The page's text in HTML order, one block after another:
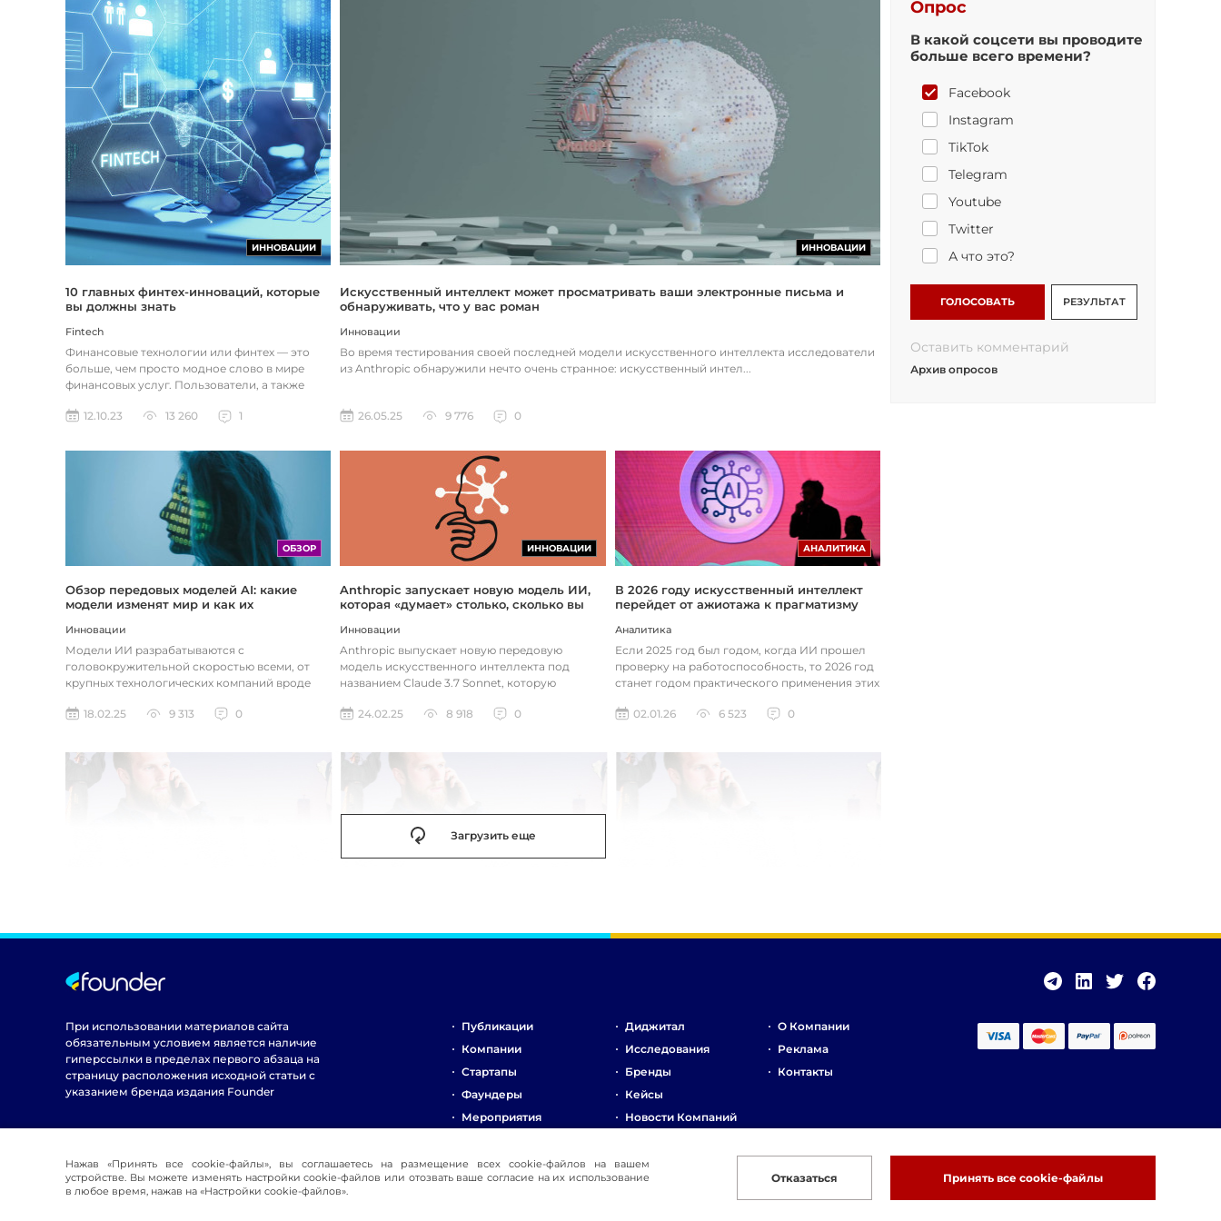
ИННОВАЦИИ
10 главных финтех-инноваций, которые
вы должны знать
Fintech
Финансовые технологии или финтех — это
больше, чем просто модное слово в мире
финансовых услуг. Пользователи, а также
12.10.23
13 260 1
ИННОВАЦИИ
Искусственный интеллект может просматривать ваши электронные письма и
обнаруживать, что у вас роман
Инновации
Во время тестирования своей последней модели искусственного интеллекта исследователи
из Anthropic обнаружили нечто очень странное: искусственный интел...
26.05.25 9 776 0
ОБЗОР
Обзор передовых моделей AI: какие
модели изменят мир и как их
Инновации
Модели ИИ разрабатываются с
головокружительной скоростью всеми, от
крупных технологических компаний вроде
Anthropic...
18.02.25 9 313 0
ИННОВАЦИИ
Anthropic запускает новую модель ИИ,
которая «думает» столько, сколько вы
Инновации
Anthropic выпускает новую передовую
модель искусственного интеллекта под
названием Claude 3.7 Sonnet, которую
24.02.25
8 918 0
АНАЛИТИКА
В 2026 году искусственный интеллект
перейдет от ажиотажа к прагматизму
Аналитика
Если 2025 год был годом, когда ИИ прошел
проверку на работоспособность, то 2026 год
станет годом практического применения этих
02.01.26
6 523 0
Загрузить еще
Опрос
В какой соцсети вы проводите
больше всего времени?
Facebook
Instagram
TikTok
Telegram
Youtube
Twitter
А что это?
ГОЛОСОВАТЬ РЕЗУЛЬТАТ
Оставить комментарий
Архив опросов
При использовании материалов сайта
обязательным условием является наличие
гиперссылки в пределах первого абзаца на
страницу расположения исходной статьи с
указанием бренда издания Founder
Публикации
Компании
Стартапы
Фаундеры
Мероприятия
Диджитал
Исследования
Бренды
Кейсы
Новости Компаний
Стартапы
О Компании
Реклама
Контакты
© 2016-2026 Founder
Нажав «Принять все cookie-файлы», вы соглашаетесь на размещение всех cookie-файлов на вашем
устройстве. Вы можете изменять настройки cookie-файлов или отозвать ваше согласие на их использование
в любое время, нажав на «Настройки cookie-файлов».
Отказаться Принять все cookie-файлы